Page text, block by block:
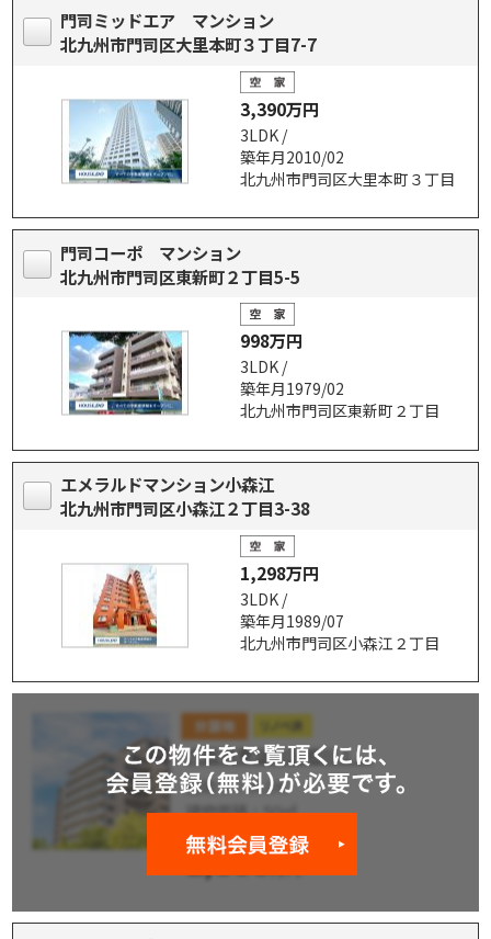
門司ミッドエア マンション
北九州市門司区大里本町３丁目7-7
3,390万円
3LDK /
築年月2010/02
北九州市門司区大里本町３丁目
門司コーポ マンション
北九州市門司区東新町２丁目5-5
998万円
3LDK /
築年月1979/02
北九州市門司区東新町２丁目
エメラルドマンション小森江
北九州市門司区小森江２丁目3-38
1,298万円
3LDK /
築年月1989/07
北九州市門司区小森江２丁目